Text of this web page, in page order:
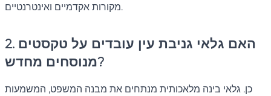
מקורות אקדמיים ואינטרנטיים.
2. האם גלאי גניבת עין עובדים על טקסטים
מנוסחים מחדש?
כן. גלאי בינה מלאכותית מנתחים את מבנה המשפט, המשמעות